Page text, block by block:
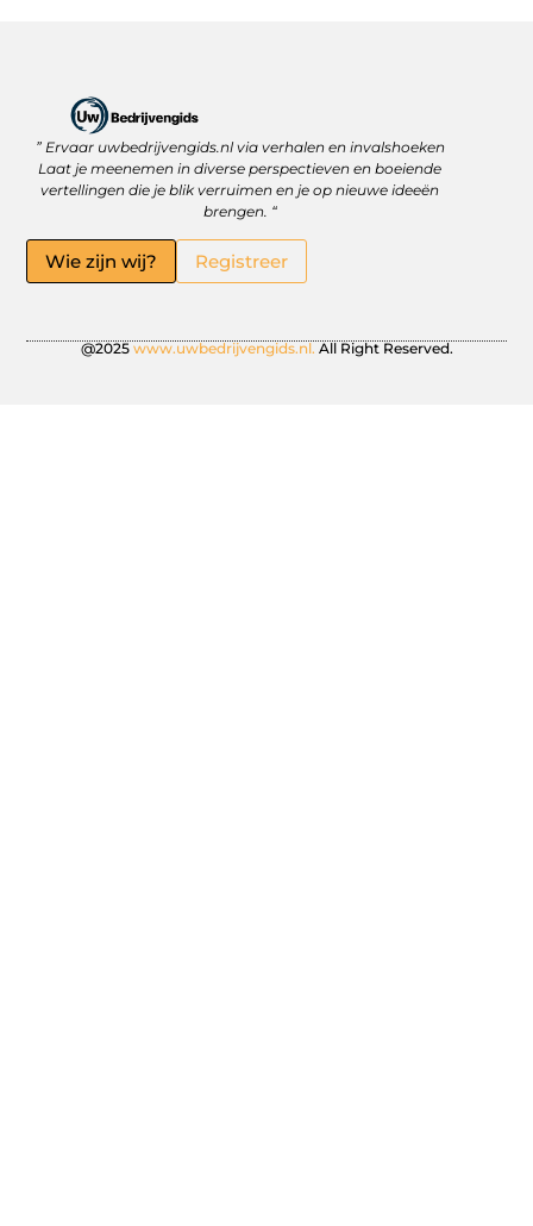
” Ervaar uwbedrijvengids.nl via verhalen en invalshoeken
Laat je meenemen in diverse perspectieven en boeiende
vertellingen die je blik verruimen en je op nieuwe ideeën
brengen. “
Wie zijn wij? Registreer
@2025 www.uwbedrijvengids.nl. All Right Reserved.